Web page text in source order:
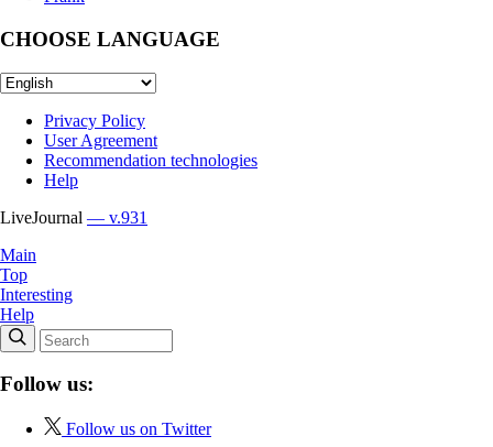
CHOOSE LANGUAGE
Privacy Policy
User Agreement
Recommendation technologies
Help
LiveJournal — v.931
Main
Top
Interesting
Help
Follow us:
Follow us on Twitter